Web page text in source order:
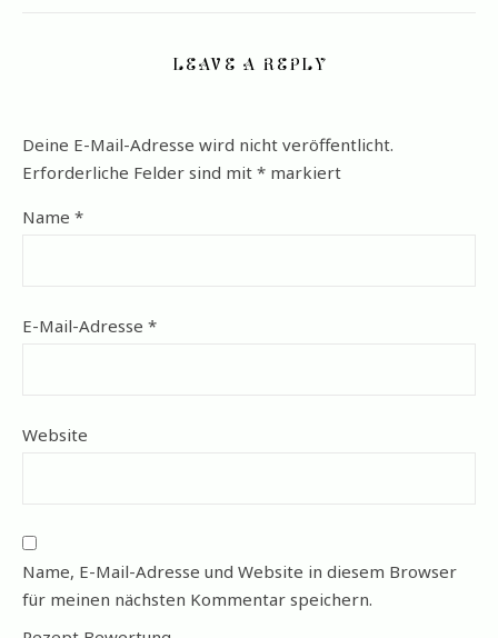
LEAVE A REPLY
Deine E-Mail-Adresse wird nicht veröffentlicht.
Erforderliche Felder sind mit * markiert
Name *
E-Mail-Adresse *
Website
Name, E-Mail-Adresse und Website in diesem Browser
für meinen nächsten Kommentar speichern.